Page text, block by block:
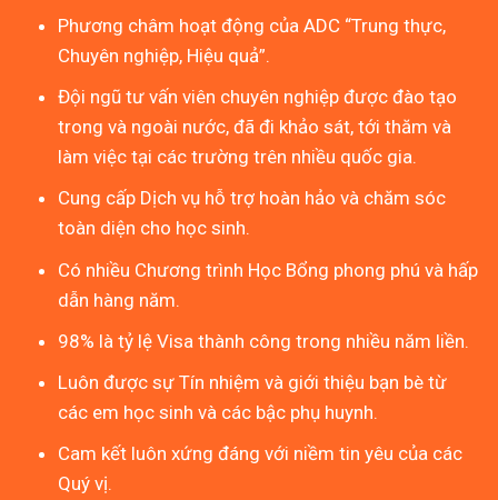
Phương châm hoạt động của ADC “Trung thực,
Chuyên nghiệp, Hiệu quả”.
Đội ngũ tư vấn viên chuyên nghiệp được đào tạo
trong và ngoài nước, đã đi khảo sát, tới thăm và
làm việc tại các trường trên nhiều quốc gia.
Cung cấp Dịch vụ hỗ trợ hoàn hảo và chăm sóc
toàn diện cho học sinh.
Có nhiều Chương trình Học Bổng phong phú và hấp
dẫn hàng năm.
98% là tỷ lệ Visa thành công trong nhiều năm liền.
Luôn được sự Tín nhiệm và giới thiệu bạn bè từ
các em học sinh và các bậc phụ huynh.
Cam kết luôn xứng đáng với niềm tin yêu của các
Quý vị.